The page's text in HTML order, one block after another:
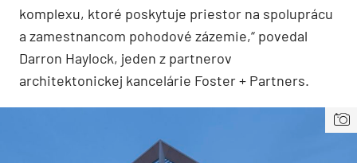
komplexu, ktoré poskytuje priestor na spoluprácu
a zamestnancom pohodové zázemie,“ povedal
Darron Haylock, jeden z partnerov
architektonickej kancelárie Foster + Partners.